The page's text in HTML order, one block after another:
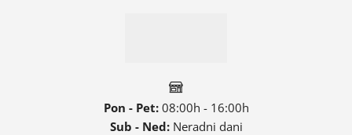
Pon - Pet:08:00h - 16:00h
Sub - Ned:Neradni dani